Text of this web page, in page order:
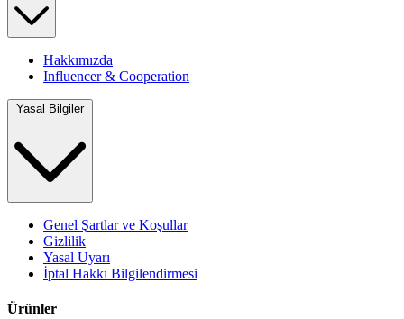
Hakkımızda
Influencer & Cooperation
Yasal Bilgiler
Genel Şartlar ve Koşullar
Gizlilik
Yasal Uyarı
İptal Hakkı Bilgilendirmesi
Ürünler